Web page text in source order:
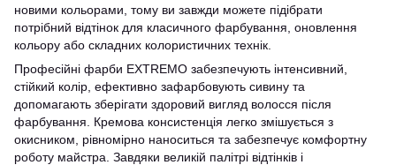
новими кольорами, тому ви завжди можете підібрати
потрібний відтінок для класичного фарбування, оновлення
кольору або складних колористичних технік.
Професійні фарби EXTREMO забезпечують інтенсивний,
стійкий колір, ефективно зафарбовують сивину та
допомагають зберігати здоровий вигляд волосся після
фарбування. Кремова консистенція легко змішується з
окисником, рівномірно наноситься та забезпечує комфортну
роботу майстра. Завдяки великій палітрі відтінків і